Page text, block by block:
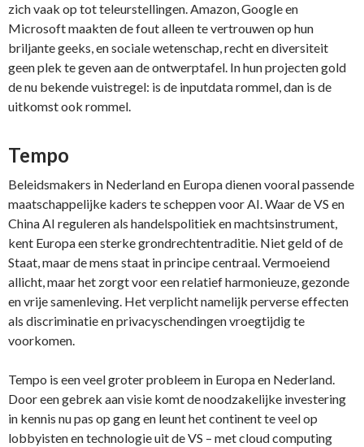
zich vaak op tot teleurstellingen. Amazon, Google en
Microsoft maakten de fout alleen te vertrouwen op hun
briljante geeks, en sociale wetenschap, recht en diversiteit
geen plek te geven aan de ontwerptafel. In hun projecten gold
de nu bekende vuistregel: is de inputdata rommel, dan is de
uitkomst ook rommel.
Tempo
Beleidsmakers in Nederland en Europa dienen vooral passende
maatschappelijke kaders te scheppen voor AI. Waar de VS en
China AI reguleren als handelspolitiek en machtsinstrument,
kent Europa een sterke grondrechtentraditie. Niet geld of de
Staat, maar de mens staat in principe centraal. Vermoeiend
allicht, maar het zorgt voor een relatief harmonieuze, gezonde
en vrije samenleving. Het verplicht namelijk perverse effecten
als discriminatie en privacyschendingen vroegtijdig te
voorkomen.
Tempo is een veel groter probleem in Europa en Nederland.
Door een gebrek aan visie komt de noodzakelijke investering
in kennis nu pas op gang en leunt het continent te veel op
lobbyisten en technologie uit de VS – met cloud computing